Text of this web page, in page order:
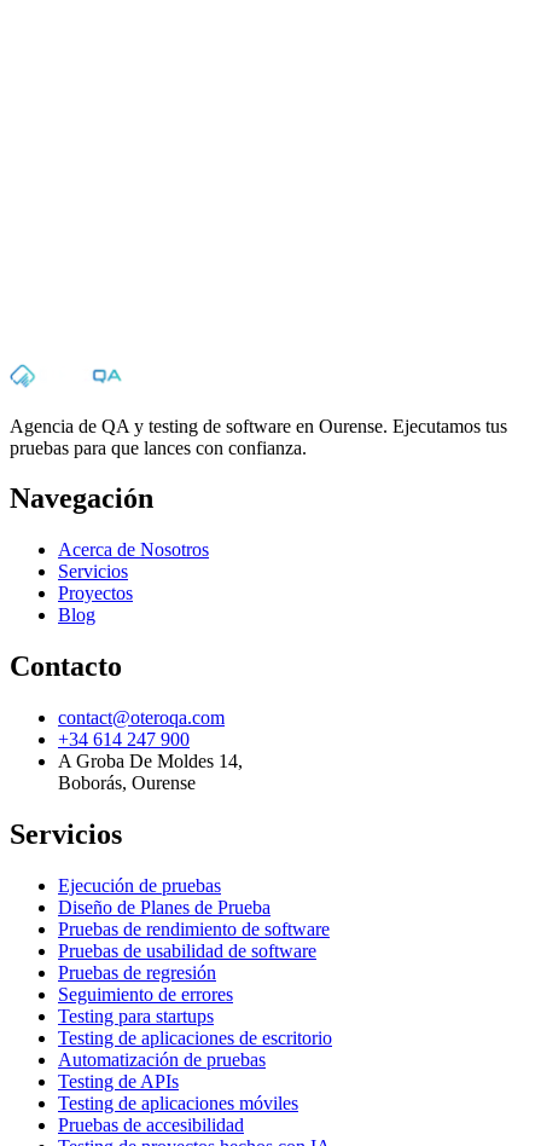
Agencia de QA y testing de software en Ourense. Ejecutamos tus
pruebas para que lances con confianza.
Navegación
Acerca de Nosotros
Servicios
Proyectos
Blog
Contacto
contact@oteroqa.com
+34 614 247 900
A Groba De Moldes 14,
Boborás, Ourense
Servicios
Ejecución de pruebas
Diseño de Planes de Prueba
Pruebas de rendimiento de software
Pruebas de usabilidad de software
Pruebas de regresión
Seguimiento de errores
Testing para startups
Testing de aplicaciones de escritorio
Automatización de pruebas
Testing de APIs
Testing de aplicaciones móviles
Pruebas de accesibilidad